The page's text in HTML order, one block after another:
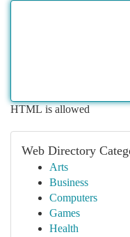
HTML is allowed
Web Directory
Arts
Business
Computers
Games
Health